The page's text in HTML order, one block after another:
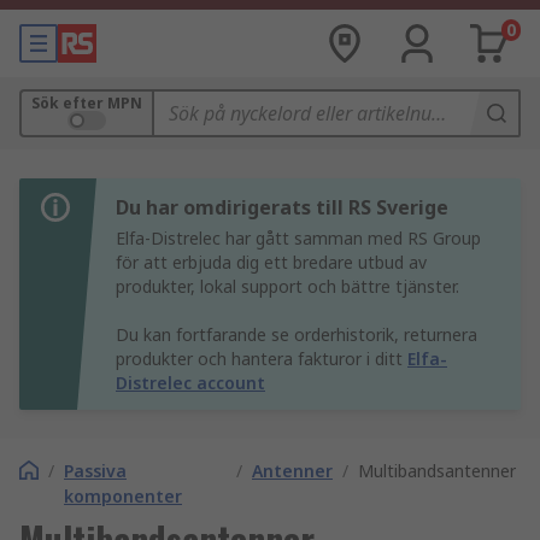
0
Sök efter MPN
Du har omdirigerats till RS Sverige
Elfa-Distrelec har gått samman med RS Group
för att erbjuda dig ett bredare utbud av
produkter, lokal support och bättre tjänster.
Du kan fortfarande se orderhistorik, returnera
produkter och hantera fakturor i ditt Elfa-
Distrelec account
/ Passiva
komponenter
/ Antenner / Multibandsantenner